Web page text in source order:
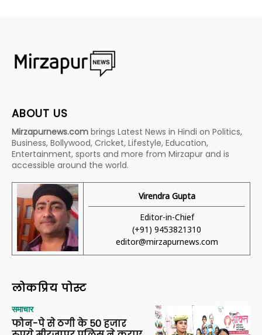
ABOUT US
Mirzapurnews.com brings Latest News in Hindi on Politics,
Business, Bollywood, Cricket, Lifestyle, Education,
Entertainment, sports and more from Mirzapur and is
accessible around the world.
Virendra Gupta
Editor-in-Chief
(+91) 9453821310
editor@mirzapurnews.com
लोकप्रिय पोस्ट
समाचार
फोन-पे से ठगी के 50 हजार